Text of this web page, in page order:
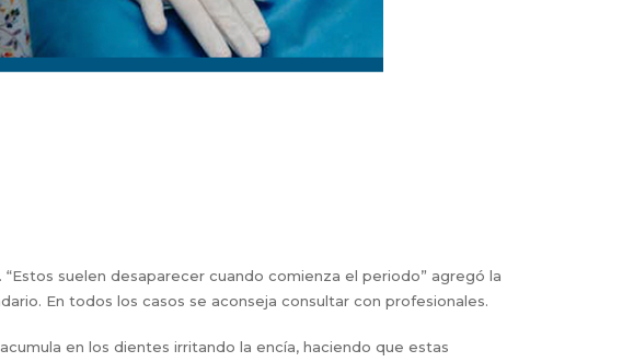
suelen desaparecer cuando comienza el periodo” agregó la
En todos los casos se aconseja consultar con profesionales.
en los dientes irritando la encía, haciendo que estas